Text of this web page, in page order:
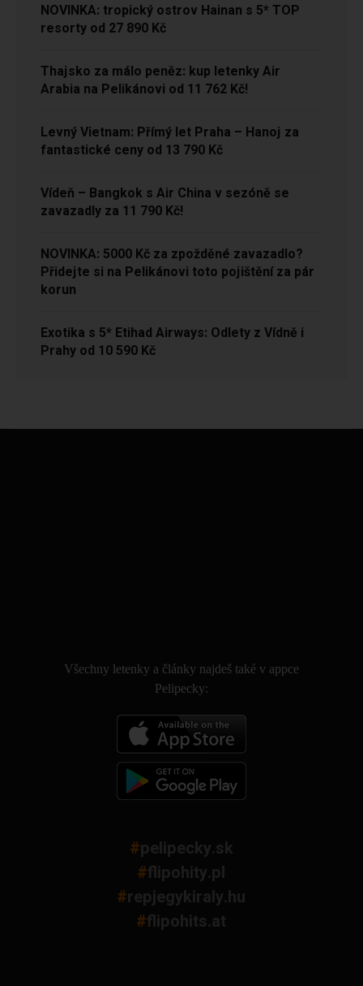
NOVINKA: tropický ostrov Hainan s 5* TOP
resorty od 27 890 Kč
Thajsko za málo peněz: kup letenky Air
Arabia na Pelikánovi od 11 762 Kč!
Levný Vietnam: Přímý let Praha – Hanoj za
fantastické ceny od 13 790 Kč
Vídeň – Bangkok s Air China v sezóně se
zavazadly za 11 790 Kč!
NOVINKA: 5000 Kč za zpožděné zavazadlo?
Přidejte si na Pelikánovi toto pojištění za pár
korun
Exotika s 5* Etihad Airways: Odlety z Vídně i
Prahy od 10 590 Kč
Všechny letenky a články najdeš také v appce
Pelipecky:
#pelipecky.sk
#flipohity.pl
#repjegykiraly.hu
#flipohits.at